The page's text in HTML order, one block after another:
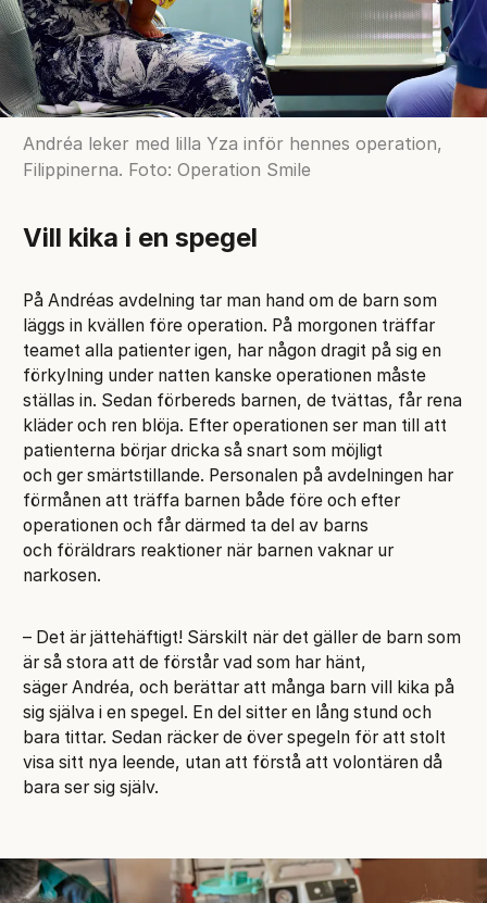
Andréa leker med lilla Yza inför hennes operation,
Filippinerna. Foto: Operation Smile
Vill kika i en spegel
På Andréas avdelning tar man hand om de barn som
läggs in kvällen före operation. På morgonen träffar
teamet alla patienter igen, har någon dragit på sig en
förkylning under natten kanske operationen måste
ställas in. Sedan förbereds barnen, de tvättas, får rena
kläder och ren blöja. Efter operationen ser man till att
patienterna börjar dricka så snart som möjligt
och ger smärtstillande. Personalen på avdelningen har
förmånen att träffa barnen både före och efter
operationen och får därmed ta del av barns
och föräldrars reaktioner när barnen vaknar ur
narkosen.
– Det är jättehäftigt! Särskilt när det gäller de barn som
är så stora att de förstår vad som har hänt,
säger Andréa, och berättar att många barn vill kika på
sig själva i en spegel. En del sitter en lång stund och
bara tittar. Sedan räcker de över spegeln för att stolt
visa sitt nya leende, utan att förstå att volontären då
bara ser sig själv.